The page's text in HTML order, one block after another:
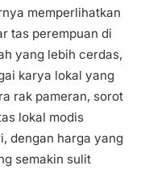
memperlihatkan
tas perempuan di
yang lebih cerdas,
karya lokal yang
rak pameran, sorot
lokal modis
dengan harga yang
semakin sulit